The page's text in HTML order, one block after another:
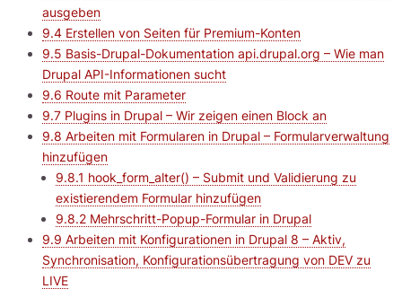
ausgeben
9.4 Erstellen von Seiten für Premium-Konten
9.5 Basis-Drupal-Dokumentation api.drupal.org – Wie man
Drupal API-Informationen sucht
9.6 Route mit Parameter
9.7 Plugins in Drupal – Wir zeigen einen Block an
9.8 Arbeiten mit Formularen in Drupal – Formularverwaltung
hinzufügen
9.8.1 hook_form_alter() – Submit und Validierung zu
existierendem Formular hinzufügen
9.8.2 Mehrschritt-Popup-Formular in Drupal
9.9 Arbeiten mit Konfigurationen in Drupal 8 – Aktiv,
Synchronisation, Konfigurationsübertragung von DEV zu
LIVE